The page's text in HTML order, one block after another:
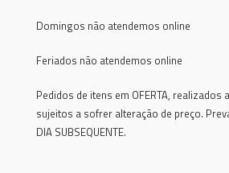
Domingos não atendemos online
Feriados não atendemos online
Pedidos de itens em OFERTA, realizados
sujeitos a sofrer alteração de preço.
DIA SUBSEQUENTE.